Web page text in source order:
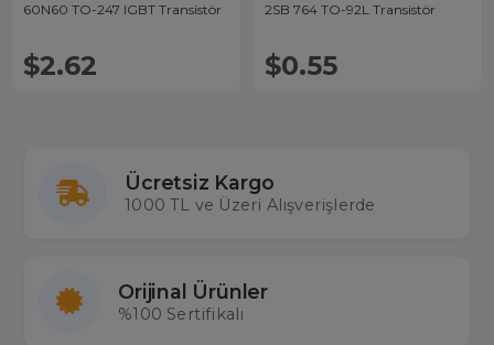
60N60 TO-247 IGBT Transistör
$2.62
2SB 764 TO-92L Transistör
$0.55
Ücretsiz Kargo
1000 TL ve Üzeri Alışverişlerde
Orijinal Ürünler
%100 Sertifikalı